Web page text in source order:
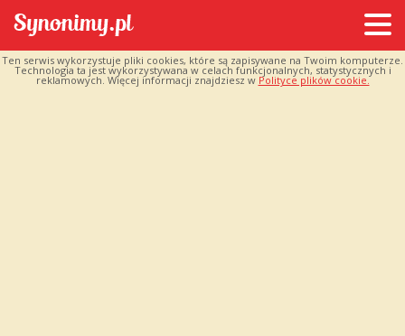
Ten serwis wykorzystuje pliki cookies, które są zapisywane na Twoim komputerze.
Technologia ta jest wykorzystywana w celach funkcjonalnych, statystycznych i
reklamowych. Więcej informacji znajdziesz w Polityce plików cookie.